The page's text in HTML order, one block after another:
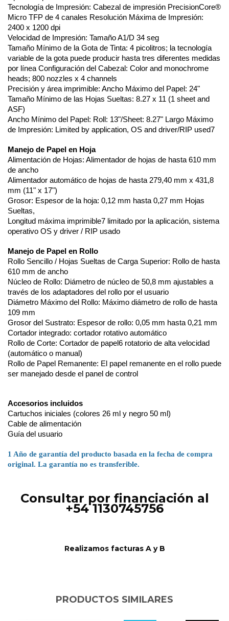
Tecnología de Impresión: Cabezal de impresión PrecisionCore®
Micro TFP de 4 canales Resolución Máxima de Impresión:
2400 x 1200 dpi
Velocidad de Impresión: Tamaño A1/D 34 seg
Tamaño Mínimo de la Gota de Tinta: 4 picolitros; la tecnología
variable de la gota puede producir hasta tres diferentes medidas
por línea Configuración del Cabezal: Color and monochrome
heads; 800 nozzles x 4 channels
Precisión y área imprimible: Ancho Máximo del Papel: 24"
Tamaño Mínimo de las Hojas Sueltas: 8.27 x 11 (1 sheet and
ASF)
Ancho Mínimo del Papel: Roll: 13"/Sheet: 8.27" Largo Máximo
de Impresión: Limited by application, OS and driver/RIP used7
Manejo de Papel en Hoja
Alimentación de Hojas: Alimentador de hojas de hasta 610 mm
de ancho
Alimentador automático de hojas de hasta 279,40 mm x 431,8
mm (11" x 17")
Grosor: Espesor de la hoja: 0,12 mm hasta 0,27 mm Hojas
Sueltas,
Longitud máxima imprimible7 limitado por la aplicación, sistema
operativo OS y driver / RIP usado
Manejo de Papel en Rollo
Rollo Sencillo / Hojas Sueltas de Carga Superior: Rollo de hasta
610 mm de ancho
Núcleo de Rollo: Diámetro de núcleo de 50,8 mm ajustables a
través de los adaptadores del rollo por el usuario
Diámetro Máximo del Rollo: Máximo diámetro de rollo de hasta
109 mm
Grosor del Sustrato: Espesor de rollo: 0,05 mm hasta 0,21 mm
Cortador integrado: cortador rotativo automático
Rollo de Corte: Cortador de papel6 rotatorio de alta velocidad
(automático o manual)
Rollo de Papel Remanente: El papel remanente en el rollo puede
ser manejado desde el panel de control
Accesorios incluidos
Cartuchos iniciales (colores 26 ml y negro 50 ml)
Cable de alimentación
Guía del usuario
1 Año de garantía del producto basada en la fecha de compra
original. La garantía no es transferible.
Consultar por financiación al
+54 1130745756
Realizamos facturas A y B
PRODUCTOS SIMILARES